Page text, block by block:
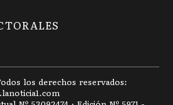
los derechos reservados:
lanoticia1.com